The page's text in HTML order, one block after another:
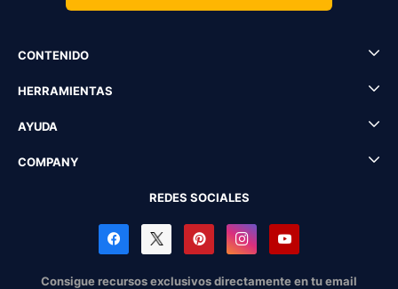
CONTENIDO
HERRAMIENTAS
AYUDA
COMPANY
REDES SOCIALES
Consigue recursos exclusivos directamente en tu email